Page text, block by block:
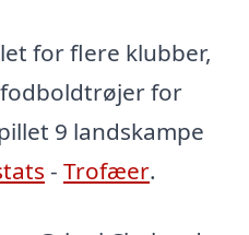
for flere klubber,
for
9 landskampe
- Trofæer.